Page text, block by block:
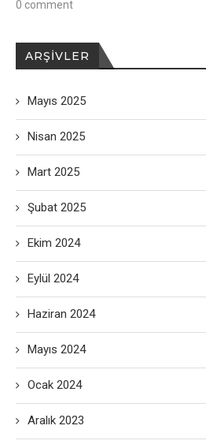
0 comment
ARŞIVLER
Mayıs 2025
Nisan 2025
Mart 2025
Şubat 2025
Ekim 2024
Eylül 2024
Haziran 2024
Mayıs 2024
Ocak 2024
Aralık 2023